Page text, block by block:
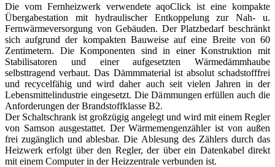
Die vom Fernheizwerk verwendete aqoClick ist eine kompakte
Übergabestation mit hydraulischer Entkoppelung zur Nah- u.
Fernwärmeversorgung von Gebäuden. Der Platzbedarf beschränkt
sich aufgrund der kompakten Bauweise auf eine Breite von 60
Zentimetern. Die Komponenten sind in einer Konstruktion mit
Stabilisatoren und einer aufgesetzten Wärmedämmhaube
selbsttragend verbaut. Das Dämmmaterial ist absolut schadstofffrei
und recycelfähig und wird daher auch seit vielen Jahren in der
Lebensmittelindustrie eingesetzt. Die Dämmungen erfüllen auch die
Anforderungen der Brandstoffklasse B2.
Der Schaltschrank ist großzügig angelegt und wird mit einem Regler
von Samson ausgestattet. Der Wärmemengenzähler ist von außen
frei zugänglich und ablesbar. Die Ablesung des Zählers durch das
Heizwerk erfolgt über den Regler, der über ein Datenkabel direkt
mit einem Computer in der Heizzentrale verbunden ist.